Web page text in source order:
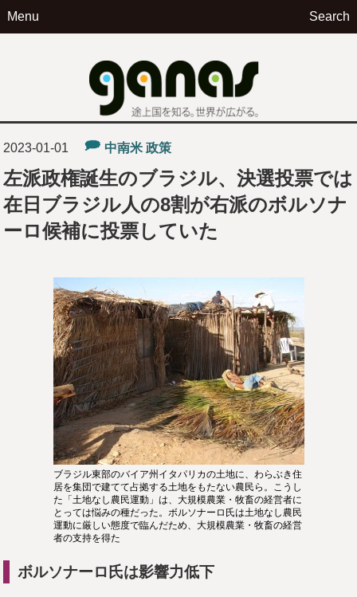
Menu Search
2023-01-01 中南米 政策
左派政権誕生のブラジル、決選投票では
在日ブラジル人の8割が右派のボルソナ
ーロ候補に投票していた
ブラジル東部のバイア州イタパリカの土地に、わらぶき住
居を集団で建てて占拠する土地をもたない農民ら。こうし
た「土地なし農民運動」は、大規模農業・牧畜の経営者に
とっては悩みの種だった。ボルソナーロ氏は土地なし農民
運動に厳しい態度で臨んだため、大規模農業・牧畜の経営
者の支持を得た
ボルソナーロ氏は影響力低下